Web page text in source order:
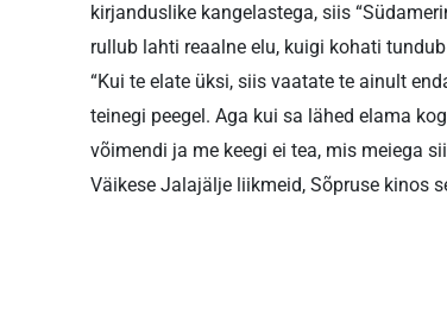
kirjanduslike kangelastega, siis
rullub lahti reaalne elu, kuigi kohati
“Kui te elate üksi, siis vaatate te ainult
teinegi peegel. Aga kui sa lähed elama
võimendi ja me keegi ei tea, mis meiega
Väikese Jalajälje liikmeid, Sõpruse kinos